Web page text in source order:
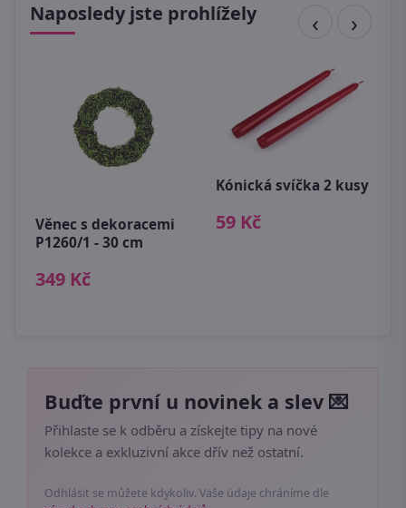
Naposledy jste prohlížely
Věnec s dekoracemi
P1260/1 - 30 cm
349 Kč
Kónická svíčka 2 kusy
59 Kč
Buďte první u novinek a slev 💌
Přihlaste se k odběru a získejte tipy na nové
kolekce a exkluzivní akce dřív než ostatní.
Odhlásit se můžete kdykoliv. Vaše údaje chráníme dle